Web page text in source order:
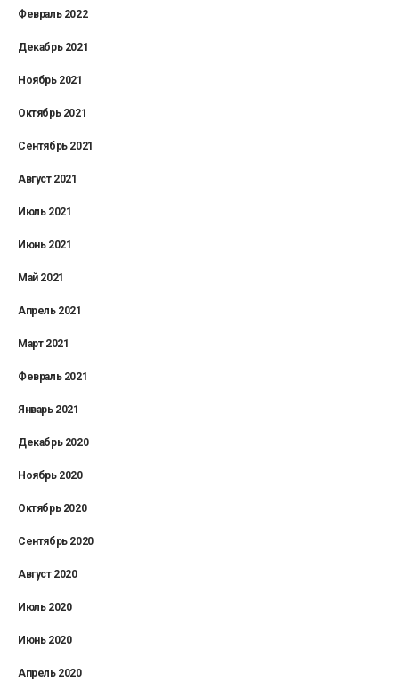
Февраль 2022
Декабрь 2021
Ноябрь 2021
Октябрь 2021
Сентябрь 2021
Август 2021
Июль 2021
Июнь 2021
Май 2021
Апрель 2021
Март 2021
Февраль 2021
Январь 2021
Декабрь 2020
Ноябрь 2020
Октябрь 2020
Сентябрь 2020
Август 2020
Июль 2020
Июнь 2020
Апрель 2020